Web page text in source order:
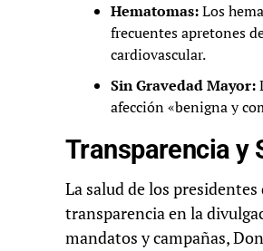
Hematomas:Los
frecuentes apretones
cardiovascular.
Sin Gravedad Mayor:
afección «benigna y
Transparencia y
La salud de los
transparencia en la
mandatos y campañas,